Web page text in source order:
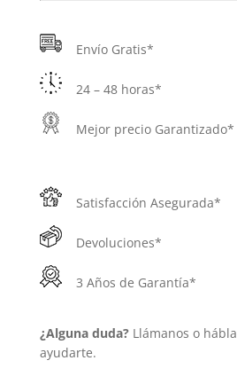
Envío Gratis*
24 – 48 horas*
Mejor precio Garantizado*
Satisfacción Asegurada*
Devoluciones*
3 Años de Garantía*
¿Alguna duda?Llámanos o
ayudarte.